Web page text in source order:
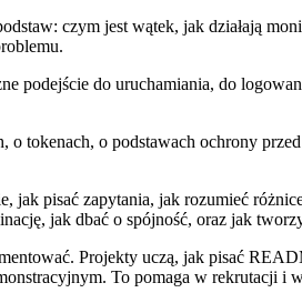
czym jest wątek, jak działają
podejście do uruchamiania, do
o tokenach, o podstawach ochrony
jak pisać zapytania, jak rozumieć
jak dbać o spójność, oraz jak
Projekty uczą, jak pisać
To pomaga w rekrutacji i